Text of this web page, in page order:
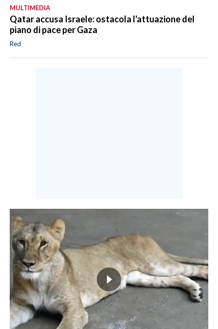
MULTIMEDIA
Qatar accusa Israele: ostacola l'attuazione del
piano di pace per Gaza
Red